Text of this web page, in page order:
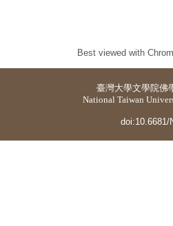
Best viewed with
臺灣大學文學院佛
National Taiwan
doi:10.6681/